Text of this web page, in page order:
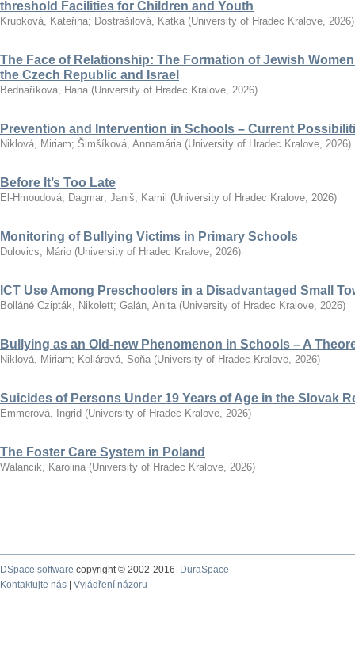
threshold Facilities for Children and Youth
Krupková, Kateřina; Dostrašilová, Katka (University of Hradec Kralove, 2026)
The Face of Relationship: The Formation of Jewish
the Czech Republic and Israel
Bednaříková, Hana (University of Hradec Kralove, 2026)
Prevention and Intervention in Schools – Current
Niklová, Miriam; Šimšíková, Annamária (University of Hradec Kralove, 2026)
Before It’s Too Late
El-Hmoudová, Dagmar; Janiš, Kamil (University of Hradec Kralove, 2026)
Monitoring of Bullying Victims in Primary Schools
Dulovics, Mário (University of Hradec Kralove, 2026)
ICT Use Among Preschoolers in a Disadvantaged Small
Bolláné Czipták, Nikolett; Galán, Anita (University of Hradec Kralove, 2026)
Bullying as an Old-new Phenomenon in Schools – A
Niklová, Miriam; Kollárová, Soňa (University of Hradec Kralove, 2026)
Suicides of Persons Under 19 Years of Age in the Slovak
Emmerová, Ingrid (University of Hradec Kralove, 2026)
The Foster Care System in Poland
Walancik, Karolina (University of Hradec Kralove, 2026)
DSpace software copyright © 2002-2016
DuraSpace
Kontaktujte nás
Vyjádření názoru